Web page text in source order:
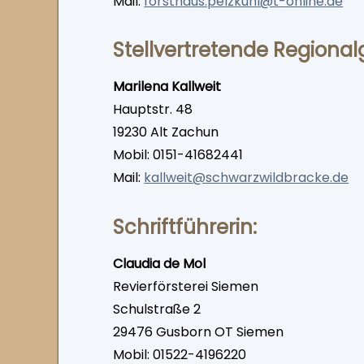
Stellvertretende
Marilena Kallweit
Hauptstr. 48
19230 Alt Zachun
Mobil: 0151-41682441
Mail: kallweit@schwarzwildbracke.de
Schrift­führerin:
Claudia de Mol
Revierförsterei Siemen
Schulstraße 2
29476 Gusborn OT Siemen
Mobil: 01522-4196220